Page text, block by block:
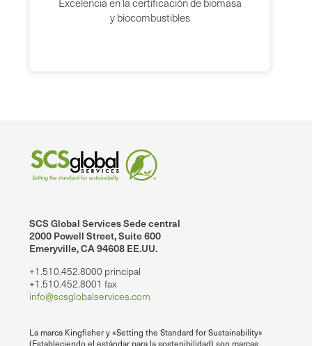
Excelencia en la certificación de biomasa
y biocombustibles
SCS Global Services Sede central
2000 Powell Street, Suite 600
Emeryville, CA 94608 EE.UU.
+1.510.452.8000 principal
+1.510.452.8001 fax
info@scsglobalservices.com
La marca Kingfisher y «Setting the Standard for Sustainability»
(Estableciendo el estándar para la sostenibilidad) son marcas